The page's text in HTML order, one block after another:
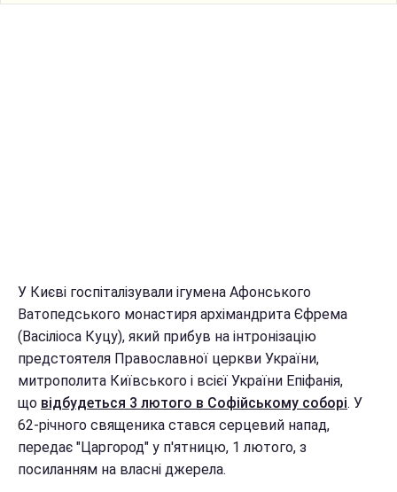
У Києві госпіталізували ігумена Афонського
Ватопедського монастиря архімандрита Єфрема
(Васіліоса Куцу), який прибув на інтронізацію
предстоятеля Православної церкви України,
митрополита Київського і всієї України Епіфанія,
що відбудеться 3 лютого в Софійському соборі. У
62-річного священика стався серцевий напад,
передає "Царгород" у п'ятницю, 1 лютого, з
посиланням на власні джерела.